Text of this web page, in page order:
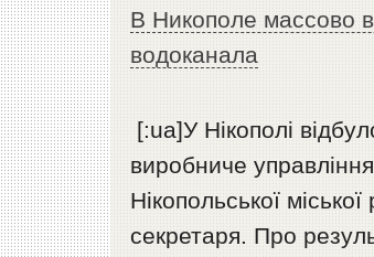
В Никополе массово
водоканала
[:ua]У Нікополі
виробниче
Нікопольської
секретаря. Про